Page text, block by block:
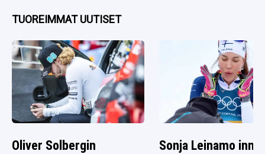
TUOREIMMAT UUTISET
Oliver Solbergin
Sonja Leinamo